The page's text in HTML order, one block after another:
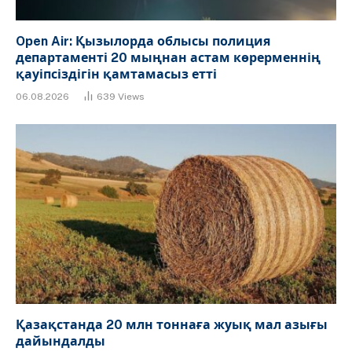
Open Air: Қызылорда облысы полиция
департаменті 20 мыңнан астам көрерменнің
қауіпсіздігін қамтамасыз етті
06.08.2026 639 Views
Қазақстанда 20 млн тоннаға жуық мал азығы
дайындалды